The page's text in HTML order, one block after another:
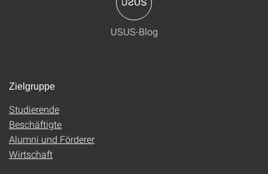
USUS-Blog
Zielgruppe
Studierende
Beschäftigte
Alumni und Förderer
Wirtschaft